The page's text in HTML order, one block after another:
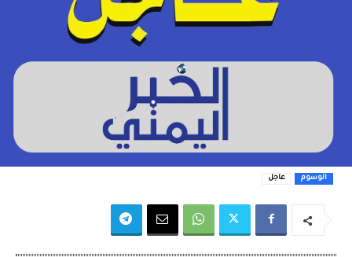
الوسوم عاجل